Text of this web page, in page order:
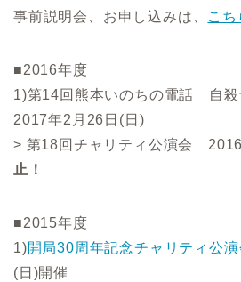
事前説明会、お申し込みは、 こ
■2016年度
1)第14回熊本いのちの電話 自殺
2017年2月26日(日)
> 第18回チャリティ公演会
止！
■2015年度
1)開局30周年記念チャリティ公演
(日)開催